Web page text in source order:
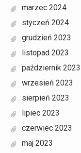
marzec 2024
styczeń 2024
grudzień 2023
listopad 2023
październik 2023
wrzesień 2023
sierpień 2023
lipiec 2023
czerwiec 2023
maj 2023